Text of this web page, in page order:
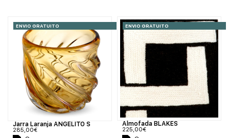
ENVIO GRATUITO
Jarra Laranja ANGELITO S
285,00€
ENVIO GRATUITO
Almofada BLAKES
225,00€